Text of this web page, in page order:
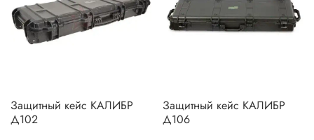
Защитный кейс КАЛИБР
Д102
Защитный кейс КАЛИБР
Д106